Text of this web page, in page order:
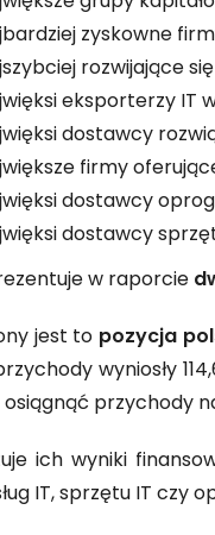
zyskowne
rozwijające
eksporterzy IT
dostawcy
firmy
dostawcy
dostawcy
w raporcie
jest to pozycja
wyniosły
przychody
ich wyniki
IT, sprzętu IT czy